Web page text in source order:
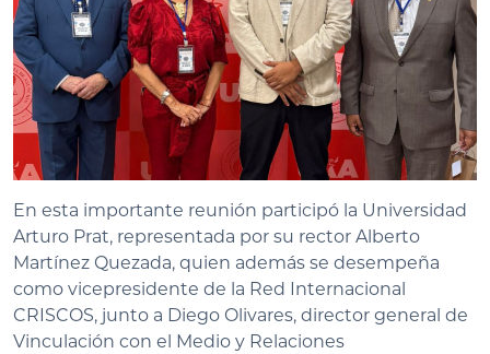
En esta importante reunión participó la Universidad
Arturo Prat, representada por su rector Alberto
Martínez Quezada, quien además se desempeña
como vicepresidente de la Red Internacional
CRISCOS, junto a Diego Olivares, director general de
Vinculación con el Medio y Relaciones